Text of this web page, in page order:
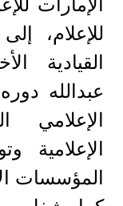
للإعلام،
القيادية
عبدالله
الإعلامي
الإعلامية
المؤسسات